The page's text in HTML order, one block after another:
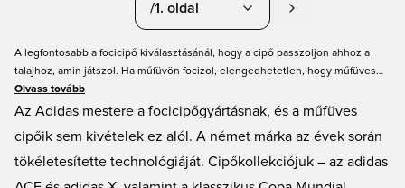
/1. oldal
A legfontosabb a focicipő kiválasztásánál, hogy a cipő passzoljon ahhoz a
talajhoz, amin játszol. Ha műfüvön focizol, elengedhetetlen, hogy műfüves
cipőben lépj pályára, hiszen ezeket úgy tervezték, hogy ellenálljanak annak a
megnövekedett igénybevételnek, aminek a cipők ki vannak téve a műfüves
színben és méretben, gyerekeknek és felnőtteknek egyaránt.
Olvass tovább
Az Adidas mestere a focicipőgyártásnak, és a műfüves
cipőik sem kivételek ez alól. A német márka az évek során
tökéletesítette technológiáját. Cipőkollekciójuk – az adidas